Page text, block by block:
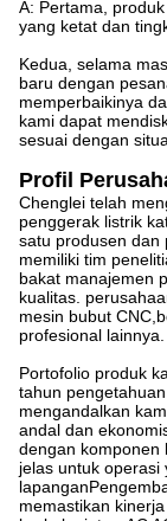
A: Pertama,
yang ketat dan
Kedua, selama
baru dengan
memperbaikinya
kami dapat
sesuai dengan
Profil
Chenglei telah
penggerak listrik
satu produsen dan
memiliki tim
bakat manajemen
kualitas.
mesin bubut
profesional lainnya.
Portofolio produk
tahun
mengandalkan
andal dan
dengan komponen
jelas untuk
memastikan